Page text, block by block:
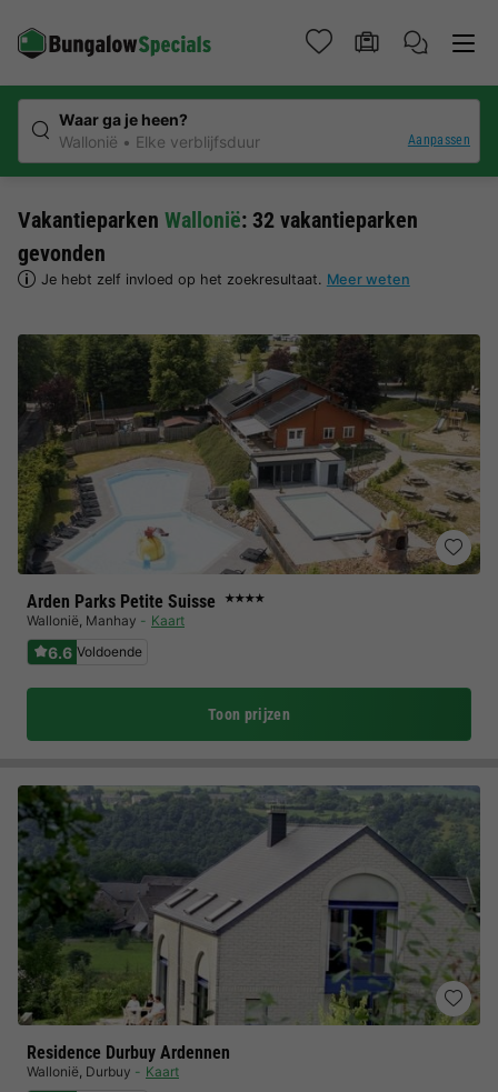
Waar ga je heen?
Wallonië
Elke verblijfsduur Aanpassen
Vakantieparken Wallonië: 32 vakantieparken
gevonden
Je hebt zelf invloed op het zoekresultaat. Meer weten
Arden Parks Petite Suisse ★★★★
Wallonië, Manhay Kaart
6.6 Voldoende
Toon prijzen
Residence Durbuy Ardennen
Wallonië, Durbuy Kaart